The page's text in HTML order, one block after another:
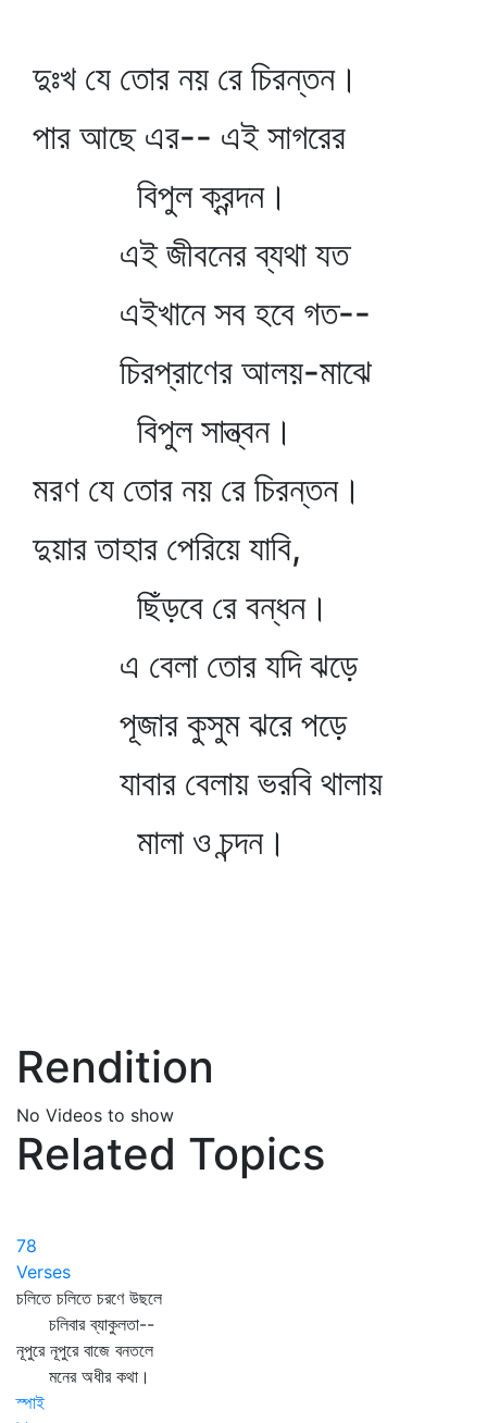
দুঃখ যে তোর নয় রে চিরন্তন।
পার আছে এর-- এই সাগরের
বিপুল ক্রন্দন।
এই জীবনের ব্যথা যত
এইখানে সব হবে গত--
চিরপ্রাণের আলয়-মাঝে
বিপুল সান্ত্বন।
মরণ যে তোর নয় রে চিরন্তন।
দুয়ার তাহার পেরিয়ে যাবি,
ছিঁড়বে রে বন্ধন।
এ বেলা তোর যদি ঝড়ে
পূজার কুসুম ঝরে পড়ে
যাবার বেলায় ভরবি থালায়
মালা ও চন্দন।
Rendition
No Videos to show
Related Topics
78
Verses
চলিতে চলিতে চরণে উছলে
চলিবার ব্যাকুলতা--
নূপুরে নূপুরে বাজে বনতলে
মনের অধীর কথা।
স্পাই